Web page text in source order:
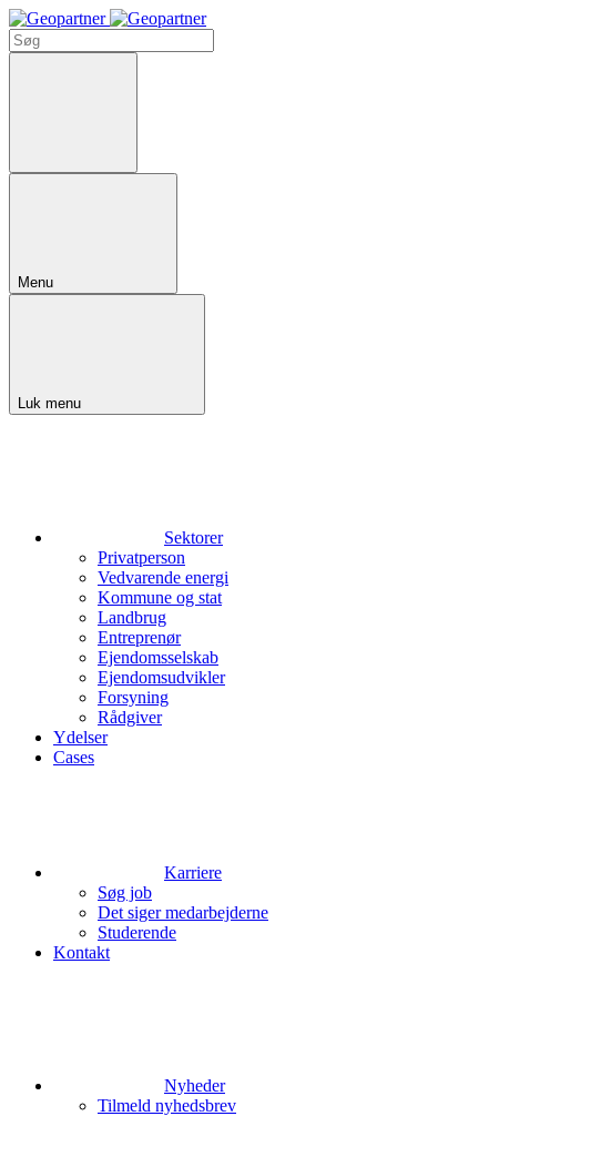
Menu
Luk menu
Sektorer
Privatperson
Vedvarende energi
Kommune og stat
Landbrug
Entreprenør
Ejendomsselskab
Ejendomsudvikler
Forsyning
Rådgiver
Ydelser
Cases
Karriere
Søg job
Det siger medarbejderne
Studerende
Kontakt
Nyheder
Tilmeld nyhedsbrev